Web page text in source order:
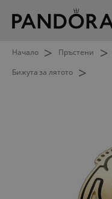
Начало > Пръстени >
Бижута за лятото >